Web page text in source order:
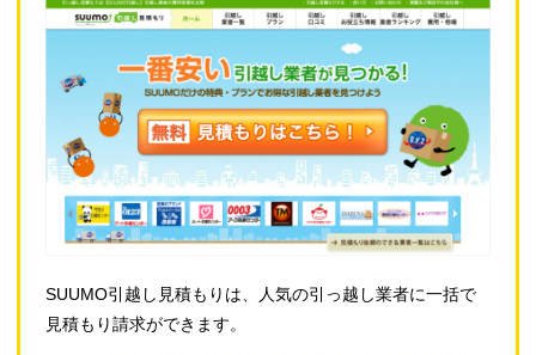
SUUMO引越し見積もりは、人気の引っ越し業者に一括で
見積もり請求ができます。